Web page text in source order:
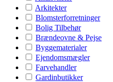
Arkitekter
Blomsterforretninger
Bolig Tilbehør
Brændeovne & Pejse
Byggematerialer
Ejendomsmægler
Farvehandler
Gardinbutikker